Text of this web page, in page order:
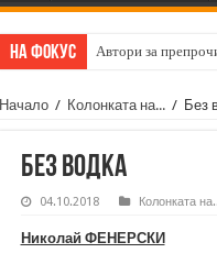
На фокус Автори за
Начало / Колонката на... / Без
Без водка
04.10.2018 Колонката
Николай ФЕНЕРСКИ